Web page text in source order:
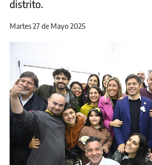
distrito.
Martes 27 de Mayo 2025